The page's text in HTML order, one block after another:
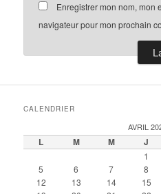
Enregistrer mon nom, mon
navigateur pour mon prochain
CALENDRIER
AVRIL
L M M J
1
5
6 7 8
12
13 14 15